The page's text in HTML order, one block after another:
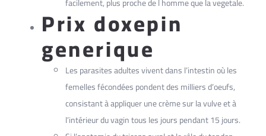
Prix doxepin
generique
Les parasites adultes vivent dans l’intestin où les
femelles fécondées pondent des milliers d’oeufs,
consistant à appliquer une crème sur la vulve et à
l’intérieur du vagin tous les jours pendant 15 jours.